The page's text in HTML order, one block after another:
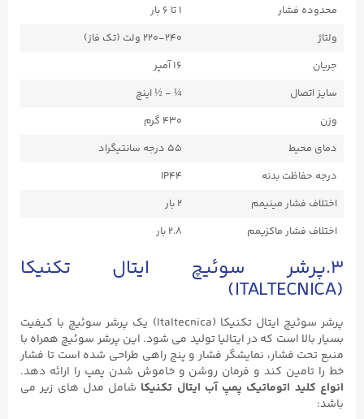
محدوده فشار
۱ تا ۶ بار
ولتاژ
۲۲۰-۲۴۰ ولت (تک فاز)
جریان
۱۶ آمپر
سایز اتصال
¼ - ½ اینچ
وزن
۴۳۰ گرم
دمای محیط
۵۵ درجه سانتیگراد
درجه حفاظت بدنه
IP44
اختلاف فشار مینیمم
۲ بار
اختلاف فشار ماکزیمم
۲.۸ بار
۳.پرشر سوئیچ ایتال تکنیکا
(ITALTECNICA)
پرشر سوئیچ ایتال تکنیکا (Italtecnica) یک پرشر سوئیچ با کیفیت
بسیار بالا است که در ایتالیا تولید می شود. این پرشر سوئیچ همراه با
منبع تحت فشار، نمایشگر فشار و پنج راهی طراحی شده است تا فشار
خط را تامین کند و فرمان روشن و خاموش شدن پمپ را ارائه دهد.
انواع کلید اتوماتیک پمپ آب ایتال تکنیکا شامل مدل های زیر می
باشد: